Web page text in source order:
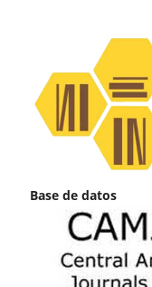
Base de datos